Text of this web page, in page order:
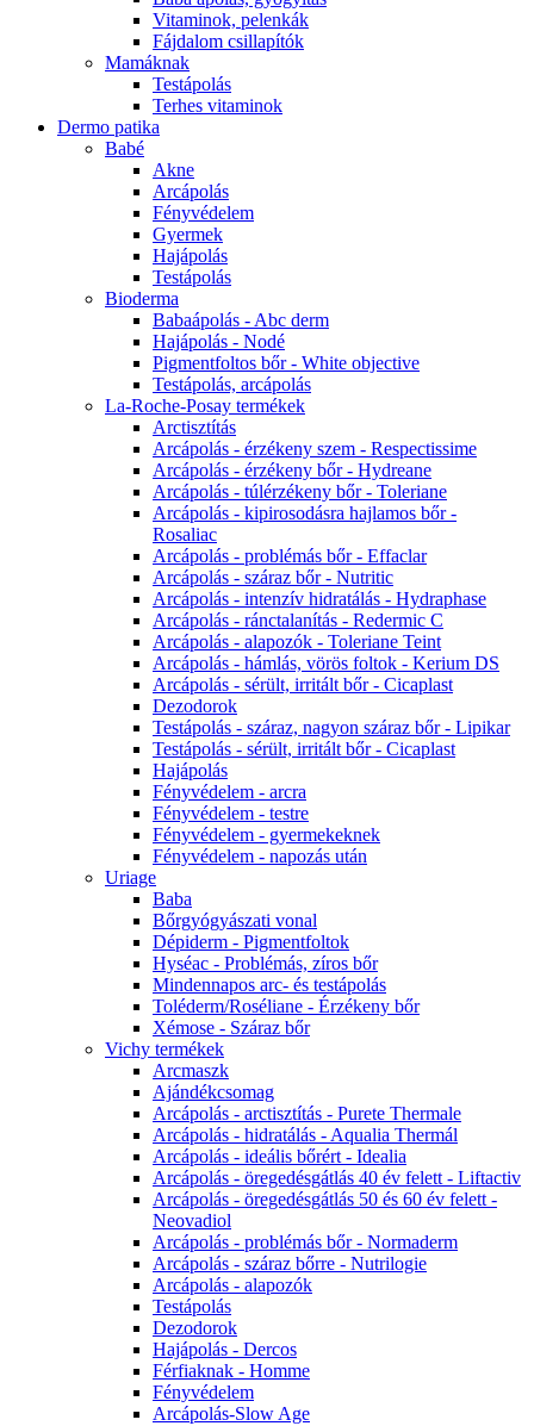
Vitaminok, pelenkák
Fájdalom csillapítók
Mamáknak
Testápolás
Terhes vitaminok
Dermo patika
Babé
Akne
Arcápolás
Fényvédelem
Gyermek
Hajápolás
Testápolás
Bioderma
Babaápolás - Abc derm
Hajápolás - Nodé
Pigmentfoltos bőr - White objective
Testápolás, arcápolás
La-Roche-Posay termékek
Arctisztítás
Arcápolás - érzékeny szem - Respectissime
Arcápolás - érzékeny bőr - Hydreane
Arcápolás - túlérzékeny bőr - Toleriane
Arcápolás - kipirosodásra hajlamos bőr -
Rosaliac
Arcápolás - problémás bőr - Effaclar
Arcápolás - száraz bőr - Nutritic
Arcápolás - intenzív hidratálás - Hydraphase
Arcápolás - ránctalanítás - Redermic C
Arcápolás - alapozók - Toleriane Teint
Arcápolás - hámlás, vörös foltok - Kerium DS
Arcápolás - sérült, irritált bőr - Cicaplast
Dezodorok
Testápolás - száraz, nagyon száraz bőr - Lipikar
Testápolás - sérült, irritált bőr - Cicaplast
Hajápolás
Fényvédelem - arcra
Fényvédelem - testre
Fényvédelem - gyermekeknek
Fényvédelem - napozás után
Uriage
Baba
Bőrgyógyászati vonal
Dépiderm - Pigmentfoltok
Hyséac - Problémás, zíros bőr
Mindennapos arc- és testápolás
Toléderm/Roséliane - Érzékeny bőr
Xémose - Száraz bőr
Vichy termékek
Arcmaszk
Ajándékcsomag
Arcápolás - arctisztítás - Purete Thermale
Arcápolás - hidratálás - Aqualia Thermál
Arcápolás - ideális bőrért - Idealia
Arcápolás - öregedésgátlás 40 év felett - Liftactiv
Arcápolás - öregedésgátlás 50 és 60 év felett -
Neovadiol
Arcápolás - problémás bőr - Normaderm
Arcápolás - száraz bőrre - Nutrilogie
Arcápolás - alapozók
Testápolás
Dezodorok
Hajápolás - Dercos
Férfiaknak - Homme
Fényvédelem
Arcápolás-Slow Age